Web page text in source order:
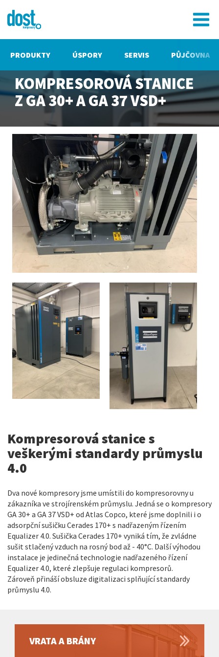
PRODUKTY ÚSPORY SERVIS PŮJČOVNA
KOMPRESOROVÁ STANICE
Z GA 30+ A GA 37 VSD+
Kompresorová stanice s
veškerými standardy průmyslu
4.0
Dva nové kompresory jsme umístili do kompresorovny u
zákazníka ve strojírenském průmyslu. Jedná se o kompresory
GA 30+ a GA 37 VSD+ od Atlas Copco, které jsme doplnili i o
adsorpční sušičku Cerades 170+ s nadřazeným řízením
Equalizer 4.0. Sušička Cerades 170+ vyniká tím, že zvládne
sušit stlačený vzduch na rosný bod až - 40°C. Další výhodou
instalace je jedinečná technologie nadřazeného řízení
Equalizer 4.0, které zlepšuje regulaci kompresorů.
Zároveň přináší obsluze digitalizaci splňující standardy
průmyslu 4.0.
VRATA A BRÁNY